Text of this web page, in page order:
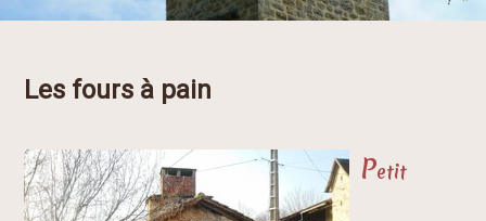
Les fours à pain
Petit